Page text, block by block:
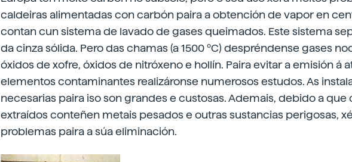
caldeiras alimentadas con carbón paira a obtención de vapor en
contan cun sistema de lavado de gases queimados. Este sistema
da cinza sólida. Pero das chamas (a 1500 ºC) despréndense gases
óxidos de xofre, óxidos de nitróxeno e hollín. Paira evitar a emisión á
elementos contaminantes realizáronse numerosos estudos. As
necesarias paira iso son grandes e custosas. Ademais, debido a que
extraídos conteñen metais pesados e outras sustancias perigosas,
problemas paira a súa eliminación.